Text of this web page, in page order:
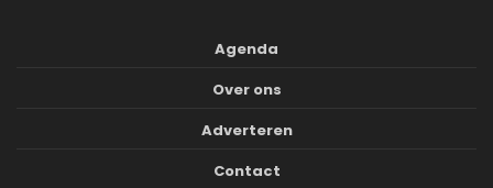
Agenda
Over ons
Adverteren
Contact